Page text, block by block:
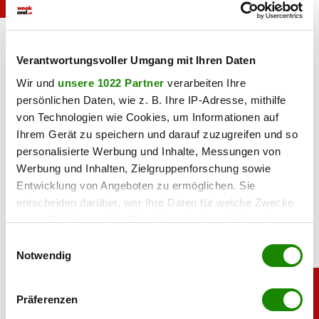
Verantwortungsvoller Umgang mit Ihren Daten
Wir und unsere 1022 Partner verarbeiten Ihre
persönlichen Daten, wie z. B. Ihre IP-Adresse, mithilfe
von Technologien wie Cookies, um Informationen auf
Ihrem Gerät zu speichern und darauf zuzugreifen und so
personalisierte Werbung und Inhalte, Messungen von
Werbung und Inhalten, Zielgruppenforschung sowie
Entwicklung von Angeboten zu ermöglichen. Sie
entscheiden darüber, wer Ihre Daten für welche Zwecke
nutzt. Sie können Ihre Einwilligung jederzeit über die
Trigger Symbol ändern oder widerrufen
Informationen über Ihre geografische Lage
Notwendig
Präferenzen
Mit ihrem transparenten Catsuit sorgte Bella
Ik Aldama / dpa
Haben Sie einen Fehler gefunden?Schicken Sie uns Ihr
Feedback zu diesem Artikel.
teilen